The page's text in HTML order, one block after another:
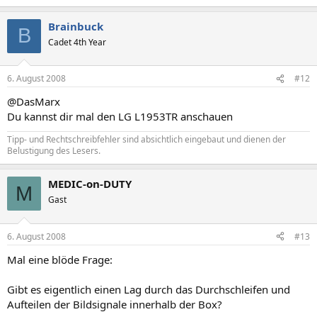
B Brainbuck
Cadet 4th Year
6. August 2008 #12
@DasMarx
Du kannst dir mal den LG L1953TR anschauen
Tipp- und Rechtschreibfehler sind absichtlich eingebaut und dienen der
Belustigung des Lesers.
M MEDIC-on-DUTY
Gast
6. August 2008 #13
Mal eine blöde Frage:
Gibt es eigentlich einen Lag durch das Durchschleifen und
Aufteilen der Bildsignale innerhalb der Box?